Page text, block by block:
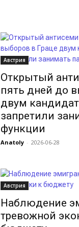
Австрия
Открытый
пять дней до
двум
запретили
функции
Anatoly - 2026-06-28
Австрия
Наблюдение
тревожной